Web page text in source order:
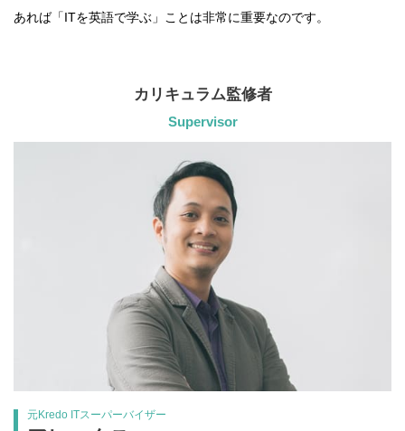
あれば「ITを英語で学ぶ」ことは非常に重要なのです。
カリキュラム監修者
Supervisor
元Kredo ITスーパーバイザー